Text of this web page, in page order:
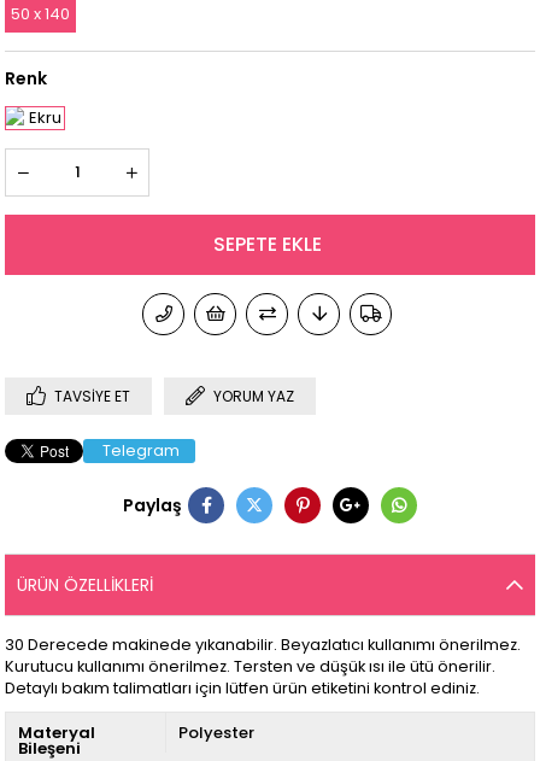
50 x 140
Renk
TAVSIYE ET YORUM YAZ
Telegram
Paylaş
ÜRÜN ÖZELLIKLERI
30 Derecede makinede yıkanabilir. Beyazlatıcı kullanımı önerilmez.
Kurutucu kullanımı önerilmez. Tersten ve düşük ısı ile ütü önerilir.
Detaylı bakım talimatları için lütfen ürün etiketini kontrol ediniz.
Materyal
Bileşeni
Polyester